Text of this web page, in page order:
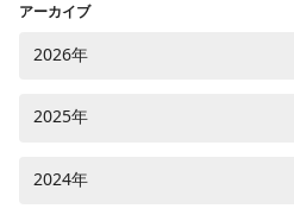
アーカイブ
2026年
2025年
2024年